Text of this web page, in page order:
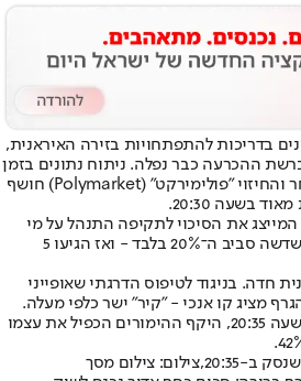
בדריכות להתפתחויות בזירה האיראנית,
ההכרעה כבר נפלה. ניתוח נתונים בזמן
אמת מתוך פלטפורמת המסחר והחיזוי "פולימירקט" (Polymarket) חושף
בשעה 20:30.
הגרף המייצג את הסיכוי לתקיפה התנהל על מי
מנוחות. הסבירות לתקיפה דשדשה סביב ה־20% בלבד - ואז הגיעו 5
לתפנית חדה. בניגוד לטיפוס הדרגתי שאופייני
מציג קו אנכי - "קיר" ישר כלפי מעלה.
בתוך חמש דקות בלבד, עד השעה 20:35, היקף ההימורים הכפיל את עצמו
צילום מסך